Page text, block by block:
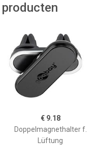
€ 9.18
Doppelmagnethalter f.
Lüftung